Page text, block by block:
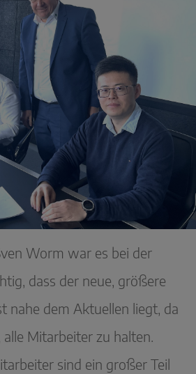
Worm war es bei der
dass der neue, größere
nahe dem Aktuellen liegt, da
Mitarbeiter zu halten.
sind ein großer Teil